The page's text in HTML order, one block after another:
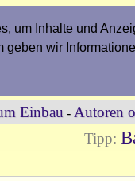
um Inhalte und
geben wir
Einbau - Autoren
Tipp: